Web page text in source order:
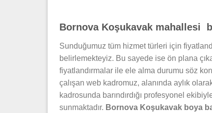
Bornova Koşukavak mahallesi
Sunduğumuz tüm hizmet türleri için
belirlemekteyiz. Bu sayede ise ön plana
fiyatlandırmalar ile ele alma durumu söz
çalışan web kadromuz, alanında aylık
kadrosunda barındırdığı profesyonel
sunmaktadır. Bornova Koşukavak boya